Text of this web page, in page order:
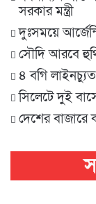
সরকার মন্ত্রী
দুঃসময়ে
সৌদি আরবে
৪ বগি
সিলেটে দুই
দেশের